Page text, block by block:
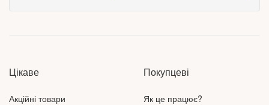
Цікаве
Акційні товари
Покупцеві
Як це працює?